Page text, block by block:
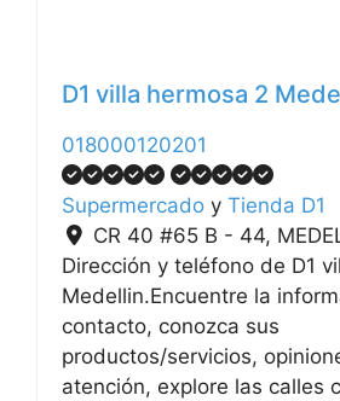
D1 villa hermosa 2
018000120201
Supermercado y Tienda D1
CR 40 #65 B - 44,
Dirección y teléfono de D1
Medellin.Encuentre la
contacto, conozca sus
productos/servicios,
atención, explore las calles